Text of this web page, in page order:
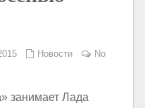
Новости
No
» занимает Лада